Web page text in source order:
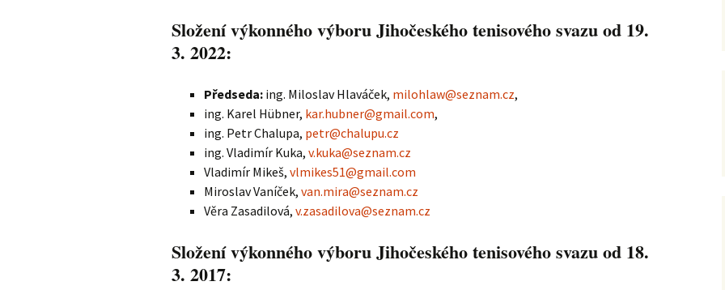
2017
Složení výkonného výboru Jihočeského tenisového svazu od 19.
3. 2022:
Předseda: ing. Miloslav Hlaváček, milohlaw@seznam.cz,
ing. Karel Hübner, kar.hubner@gmail.com,
ing. Petr Chalupa, petr@chalupu.cz
ing. Vladimír Kuka, v.kuka@seznam.cz
Vladimír Mikeš, vlmikes51@gmail.com
Miroslav Vaníček, van.mira@seznam.cz
Věra Zasadilová, v.zasadilova@seznam.cz
Složení výkonného výboru Jihočeského tenisového svazu od 18.
3. 2017: